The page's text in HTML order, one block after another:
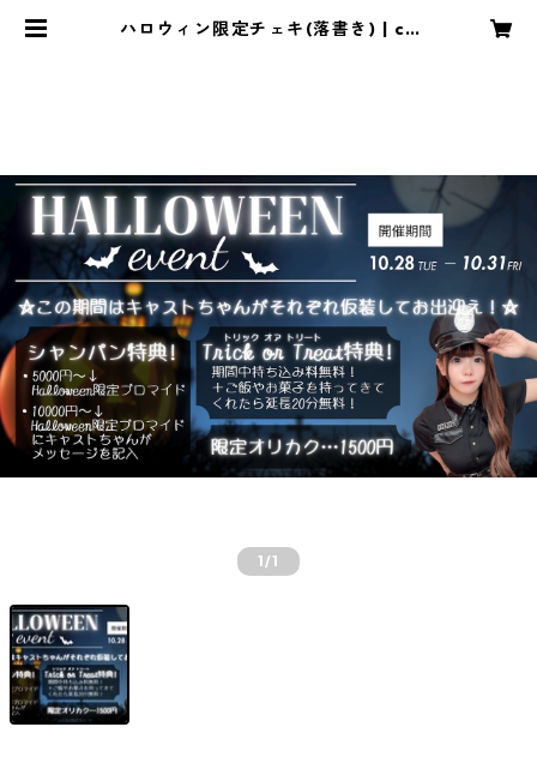
ハロウィン限定チェキ(落書き) | ca
1/1